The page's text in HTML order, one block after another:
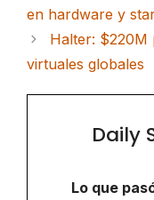
en hardware y
Halter: $220M
virtuales globales
Daily
Lo que